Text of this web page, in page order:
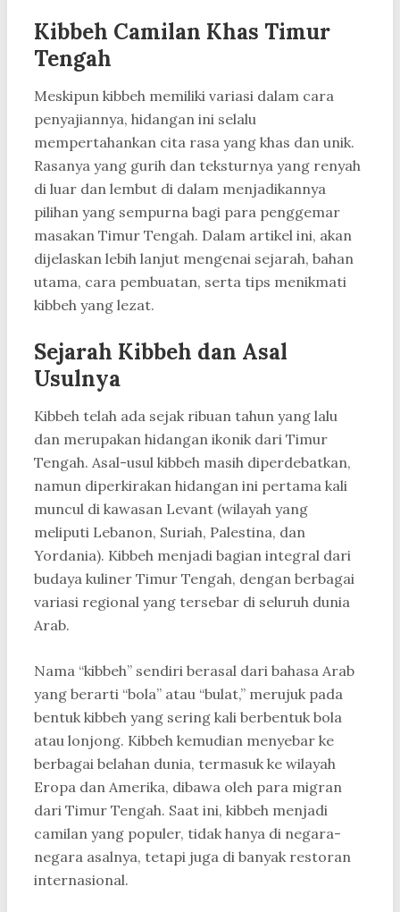
Kibbeh Camilan Khas Timur
Tengah
Meskipun kibbeh memiliki variasi dalam cara
penyajiannya, hidangan ini selalu
mempertahankan cita rasa yang khas dan unik.
Rasanya yang gurih dan teksturnya yang renyah
di luar dan lembut di dalam menjadikannya
pilihan yang sempurna bagi para penggemar
masakan Timur Tengah. Dalam artikel ini, akan
dijelaskan lebih lanjut mengenai sejarah, bahan
utama, cara pembuatan, serta tips menikmati
kibbeh yang lezat.
Sejarah Kibbeh dan Asal
Usulnya
Kibbeh telah ada sejak ribuan tahun yang lalu
dan merupakan hidangan ikonik dari Timur
Tengah. Asal-usul kibbeh masih diperdebatkan,
namun diperkirakan hidangan ini pertama kali
muncul di kawasan Levant (wilayah yang
meliputi Lebanon, Suriah, Palestina, dan
Yordania). Kibbeh menjadi bagian integral dari
budaya kuliner Timur Tengah, dengan berbagai
variasi regional yang tersebar di seluruh dunia
Arab.
Nama “kibbeh” sendiri berasal dari bahasa Arab
yang berarti “bola” atau “bulat,” merujuk pada
bentuk kibbeh yang sering kali berbentuk bola
atau lonjong. Kibbeh kemudian menyebar ke
berbagai belahan dunia, termasuk ke wilayah
Eropa dan Amerika, dibawa oleh para migran
dari Timur Tengah. Saat ini, kibbeh menjadi
camilan yang populer, tidak hanya di negara-
negara asalnya, tetapi juga di banyak restoran
internasional.